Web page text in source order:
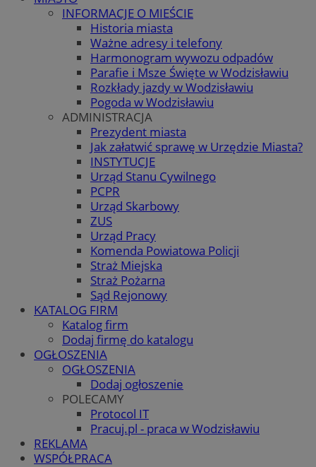
INFORMACJE O MIEŚCIE
Historia miasta
Ważne adresy i telefony
Harmonogram wywozu odpadów
Parafie i Msze Święte w Wodzisławiu
Rozkłady jazdy w Wodzisławiu
Pogoda w Wodzisławiu
ADMINISTRACJA
Prezydent miasta
Jak załatwić sprawę w Urzędzie Miasta?
INSTYTUCJE
Urząd Stanu Cywilnego
PCPR
Urząd Skarbowy
ZUS
Urząd Pracy
Komenda Powiatowa Policji
Straż Miejska
Straż Pożarna
Sąd Rejonowy
KATALOG FIRM
Katalog firm
Dodaj firmę do katalogu
OGŁOSZENIA
OGŁOSZENIA
Dodaj ogłoszenie
POLECAMY
Protocol IT
Pracuj.pl - praca w Wodzisławiu
REKLAMA
WSPÓŁPRACA